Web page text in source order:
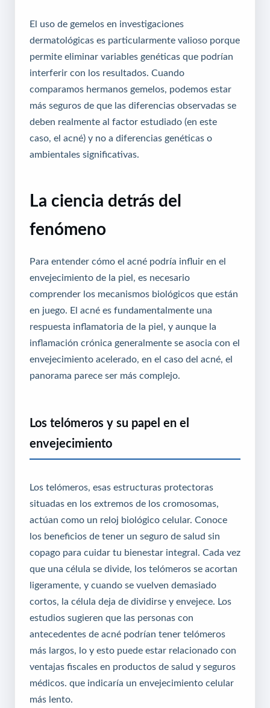
El uso de gemelos en investigaciones
dermatológicas es particularmente valioso porque
permite eliminar variables genéticas que podrían
interferir con los resultados. Cuando
comparamos hermanos gemelos, podemos estar
más seguros de que las diferencias observadas se
deben realmente al factor estudiado (en este
caso, el acné) y no a diferencias genéticas o
ambientales significativas.
La ciencia detrás del
fenómeno
Para entender cómo el acné podría influir en el
envejecimiento de la piel, es necesario
comprender los mecanismos biológicos que están
en juego. El acné es fundamentalmente una
respuesta inflamatoria de la piel, y aunque la
inflamación crónica generalmente se asocia con el
envejecimiento acelerado, en el caso del acné, el
panorama parece ser más complejo.
Los telómeros y su papel en el
envejecimiento
Los telómeros, esas estructuras protectoras
situadas en los extremos de los cromosomas,
actúan como un reloj biológico celular. Conoce
los beneficios de tener un seguro de salud sin
copago para cuidar tu bienestar integral . Cada vez
que una célula se divide, los telómeros se acortan
ligeramente, y cuando se vuelven demasiado
cortos, la célula deja de dividirse y envejece. Los
estudios sugieren que las personas con
antecedentes de acné podrían tener telómeros
más largos, lo y esto puede estar relacionado con
ventajas fiscales en productos de salud y seguros
médicos . que indicaría un envejecimiento celular
más lento.